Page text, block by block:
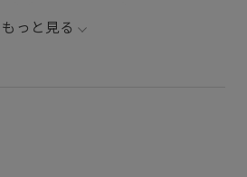
もっと見る